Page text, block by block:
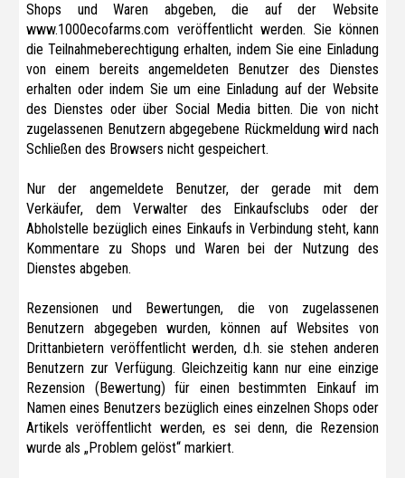
Shops und Waren abgeben, die auf der Website
www.1000ecofarms.com veröffentlicht werden. Sie können
die Teilnahmeberechtigung erhalten, indem Sie eine Einladung
von einem bereits angemeldeten Benutzer des Dienstes
erhalten oder indem Sie um eine Einladung auf der Website
des Dienstes oder über Social Media bitten. Die von nicht
zugelassenen Benutzern abgegebene Rückmeldung wird nach
Schließen des Browsers nicht gespeichert.
Nur der angemeldete Benutzer, der gerade mit dem
Verkäufer, dem Verwalter des Einkaufsclubs oder der
Abholstelle bezüglich eines Einkaufs in Verbindung steht, kann
Kommentare zu Shops und Waren bei der Nutzung des
Dienstes abgeben.
Rezensionen und Bewertungen, die von zugelassenen
Benutzern abgegeben wurden, können auf Websites von
Drittanbietern veröffentlicht werden, d.h. sie stehen anderen
Benutzern zur Verfügung. Gleichzeitig kann nur eine einzige
Rezension (Bewertung) für einen bestimmten Einkauf im
Namen eines Benutzers bezüglich eines einzelnen Shops oder
Artikels veröffentlicht werden, es sei denn, die Rezension
wurde als „Problem gelöst“ markiert.